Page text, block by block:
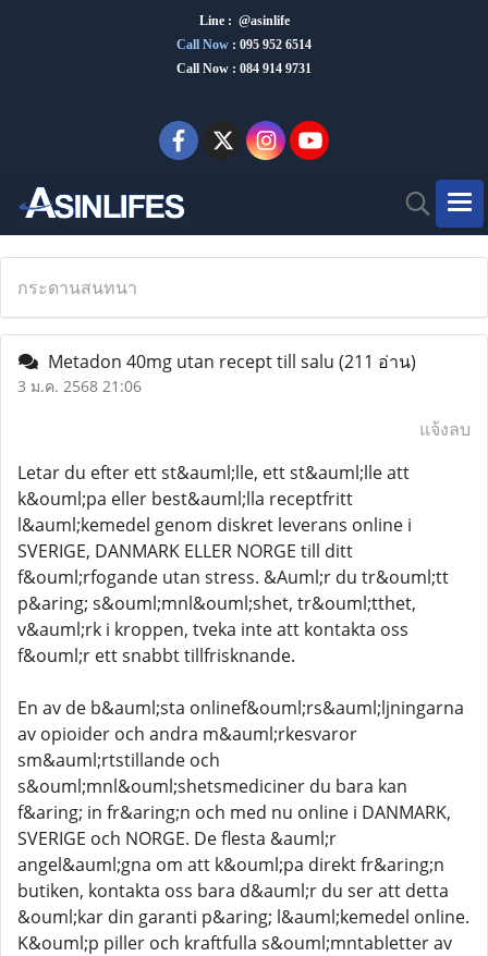
Line : @asinlife
Call Now : 095 952 6514
Call Now : 084 914 9731
กระดานสนทนา
Metadon 40mg utan recept till salu (211 อ่าน)
3 ม.ค. 2568 21:06
แจ้งลบ
Letar du efter ett st&auml;lle, ett st&auml;lle att
k&ouml;pa eller best&auml;lla receptfritt
l&auml;kemedel genom diskret leverans online i
SVERIGE, DANMARK ELLER NORGE till ditt
f&ouml;rfogande utan stress. &Auml;r du tr&ouml;tt
p&aring; s&ouml;mnl&ouml;shet, tr&ouml;tthet,
v&auml;rk i kroppen, tveka inte att kontakta oss
f&ouml;r ett snabbt tillfrisknande.
En av de b&auml;sta onlinef&ouml;rs&auml;ljningarna
av opioider och andra m&auml;rkesvaror
sm&auml;rtstillande och
s&ouml;mnl&ouml;shetsmediciner du bara kan
f&aring; in fr&aring;n och med nu online i DANMARK,
SVERIGE och NORGE. De flesta &auml;r
angel&auml;gna om att k&ouml;pa direkt fr&aring;n
butiken, kontakta oss bara d&auml;r du ser att detta
&ouml;kar din garanti p&aring; l&auml;kemedel online.
K&ouml;p piller och kraftfulla s&ouml;mntabletter av